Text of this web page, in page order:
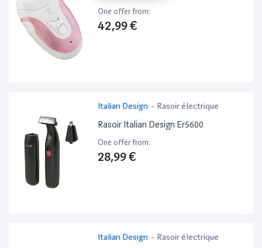
One offer from:
42,99 €
Italian Design - Rasoir électrique
Rasoir Italian Design Er5600
One offer from:
28,99 €
Italian Design - Rasoir électrique